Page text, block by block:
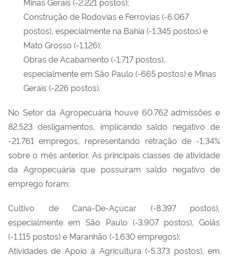
Construção de Rodovias e Ferrovias (-6.067
postos), especialmente na Bahia (-1.345 postos) e
Mato Grosso (-1.126);
Obras de Acabamento (-1.717 postos),
especialmente em São Paulo (-665 postos) e Minas
Gerais (-226 postos).
No Setor da Agropecuária houve 60.762 admissões e
82.523 desligamentos, implicando saldo negativo de
-21.761 empregos, representando retração de -1,34%
sobre o mês anterior. As principais classes de atividade
da Agropecuária que possuíram saldo negativo de
emprego foram:
Cultivo de Cana-De-Açúcar (-8.397 postos),
especialmente em São Paulo (-3.907 postos), Goiás
(-1.115 postos) e Maranhão (-1.630 empregos);
Atividades de Apoio à Agricultura (-5.373 postos), em